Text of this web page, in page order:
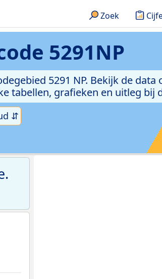
Zoek
5291NP
5291 NP. Bekijk de data
tabellen, grafieken en uitleg bij
⇵